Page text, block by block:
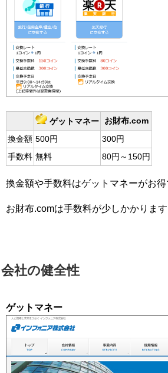
ゲットマネー お財布.com
換金額 500円
300円
手数料 無料 80円～150円
換金額や手数料はゲットマネーがお得
お財布.comは手数料が少しかかります
会社の健全性
ゲットマネー